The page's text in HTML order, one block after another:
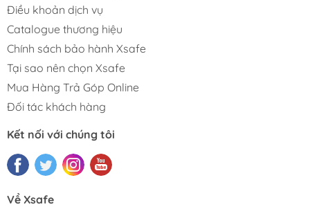
Điều khoản dịch vụ
Catalogue thương hiệu
Chính sách bảo hành Xsafe
Tại sao nên chọn Xsafe
Mua Hàng Trả Góp Online
Đối tác khách hàng
Kết nối với chúng tôi
Về Xsafe